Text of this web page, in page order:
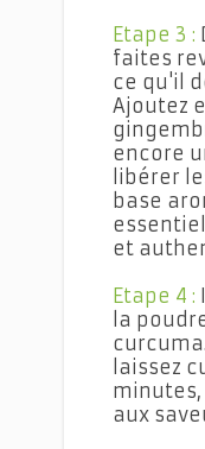
Etape 3 :
faites
ce qu'il
Ajoutez
encore
libérer
base
et
Etape 4 :
la
laissez
aux